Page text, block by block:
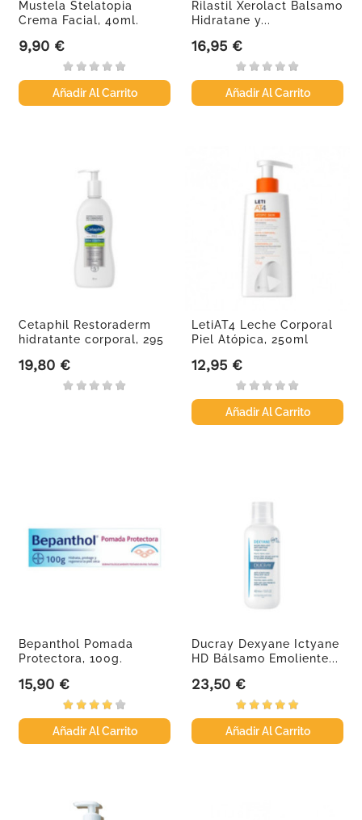
Mustela Stelatopia
Crema Facial, 40ml.
Precio
9,90 €
Añadir Al Carrito
Rilastil Xerolact Balsamo
Hidratane y...
Precio
16,95 €
Añadir Al Carrito
Cetaphil Restoraderm
hidratante corporal, 295
Precio
19,80 €
LetiAT4 Leche Corporal
Piel Atópica, 250ml
Precio
12,95 €
Añadir Al Carrito
Bepanthol Pomada
Protectora, 100g.
Precio
15,90 €
Añadir Al Carrito
Ducray Dexyane Ictyane
HD Bálsamo Emoliente...
Precio
23,50 €
Añadir Al Carrito